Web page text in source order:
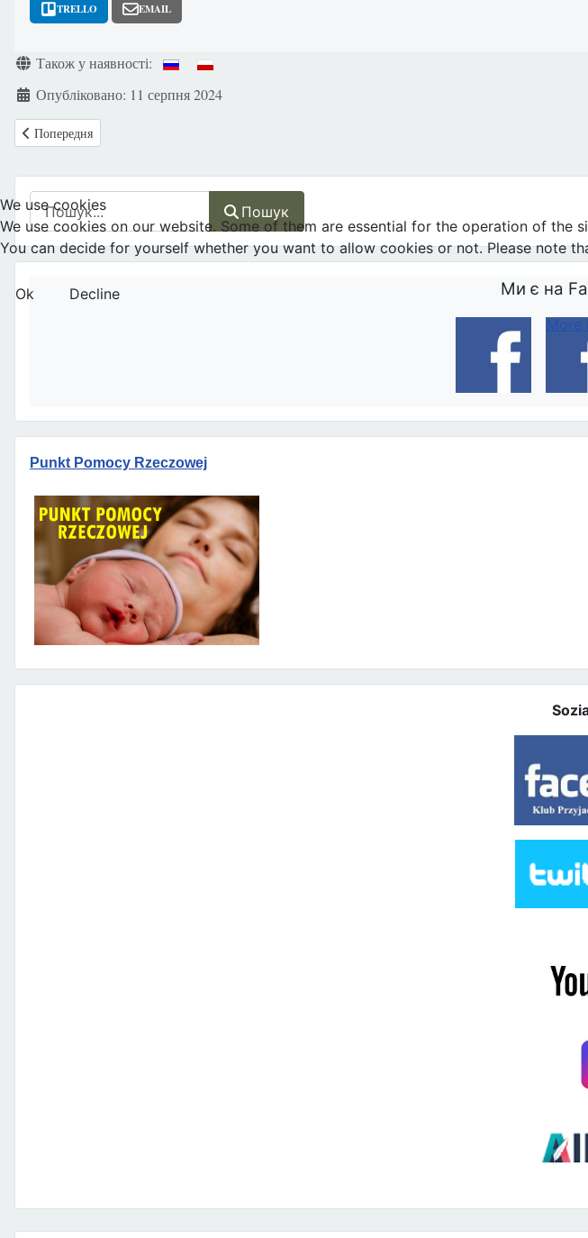
Пошук
Пошук
Ми є на
Punkt Pomocy Rzeczowej
TRELLO EMAIL
ДеталіТакож у наявності:
Опубліковано: 11 серпня 2024
Попередня стаття: Фінляндія: школа повинна бути вільна від "TikToks" та інших соціальних мереж
Попередня
We use cookies
We use cookies on our website. Some of them are essential for the operation of
You can decide for yourself whether you want to allow cookies or not. Please note
Ok
Decline
More